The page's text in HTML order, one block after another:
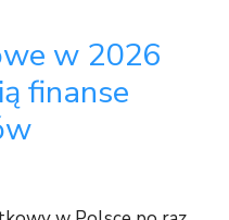
w 2026
finanse